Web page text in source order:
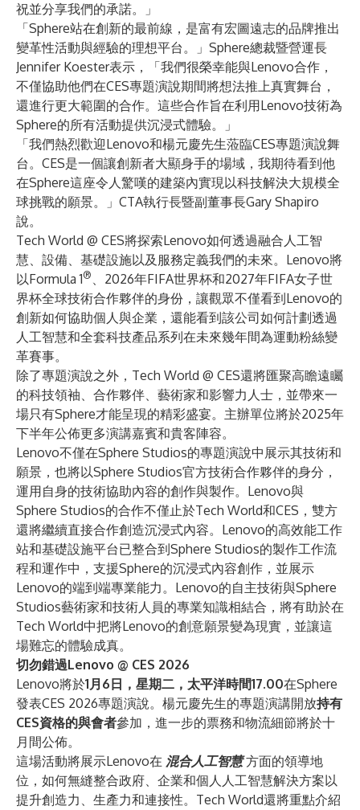
祝並分享我們的承諾。」
「Sphere站在創新的最前線，是富有宏圖遠志的品牌推出
變革性活動與經驗的理想平台。」Sphere總裁暨營運長
Jennifer Koester表示，「我們很榮幸能與Lenovo合作，
不僅協助他們在CES專題演說期間將想法推上真實舞台，
還進行更大範圍的合作。這些合作旨在利用Lenovo技術為
Sphere的所有活動提供沉浸式體驗。」
「我們熱烈歡迎Lenovo和楊元慶先生蒞臨CES專題演說舞
台。CES是一個讓創新者大顯身手的場域，我期待看到他
在Sphere這座令人驚嘆的建築內實現以科技解決大規模全
球挑戰的願景。」CTA執行長暨副董事長Gary Shapiro
說。
Tech World @ CES將探索Lenovo如何透過融合人工智
慧、設備、基礎設施以及服務定義我們的未來。Lenovo將
以Formula 1® 、2026年FIFA世界杯和2027年FIFA女子世
界杯全球技術合作夥伴的身份，讓觀眾不僅看到Lenovo的
創新如何協助個人與企業，還能看到該公司如何計劃透過
人工智慧和全套科技產品系列在未來幾年間為運動粉絲變
革賽事。
除了專題演說之外，Tech World @ CES還將匯聚高瞻遠矚
的科技領袖、合作夥伴、藝術家和影響力人士，並帶來一
場只有Sphere才能呈現的精彩盛宴。主辦單位將於2025年
下半年公佈更多演講嘉賓和貴客陣容。
Lenovo不僅在Sphere Studios的專題演說中展示其技術和
願景，也將以Sphere Studios官方技術合作夥伴的身分，
運用自身的技術協助內容的創作與製作。Lenovo與
Sphere Studios的合作不僅止於Tech World和CES，雙方
還將繼續直接合作創造沉浸式內容。Lenovo的高效能工作
站和基礎設施平台已整合到Sphere Studios的製作工作流
程和運作中，支援Sphere的沉浸式內容創作，並展示
Lenovo的端到端專業能力。Lenovo的自主技術與Sphere
Studios藝術家和技術人員的專業知識相結合，將有助於在
Tech World中把將Lenovo的創意願景變為現實，並讓這
場難忘的體驗成真。
切勿錯過Lenovo @ CES 2026
Lenovo將於1月6日，星期二，太平洋時間17.00在Sphere
發表CES 2026專題演說。楊元慶先生的專題演講開放持有
CES資格的與會者參加，進一步的票務和物流細節將於十
月間公佈。
這場活動將展示Lenovo在 混合人工智慧 方面的領導地
位，如何無縫整合政府、企業和個人人工智慧解決方案以
提升創造力、生產力和連接性。Tech World還將重點介紹